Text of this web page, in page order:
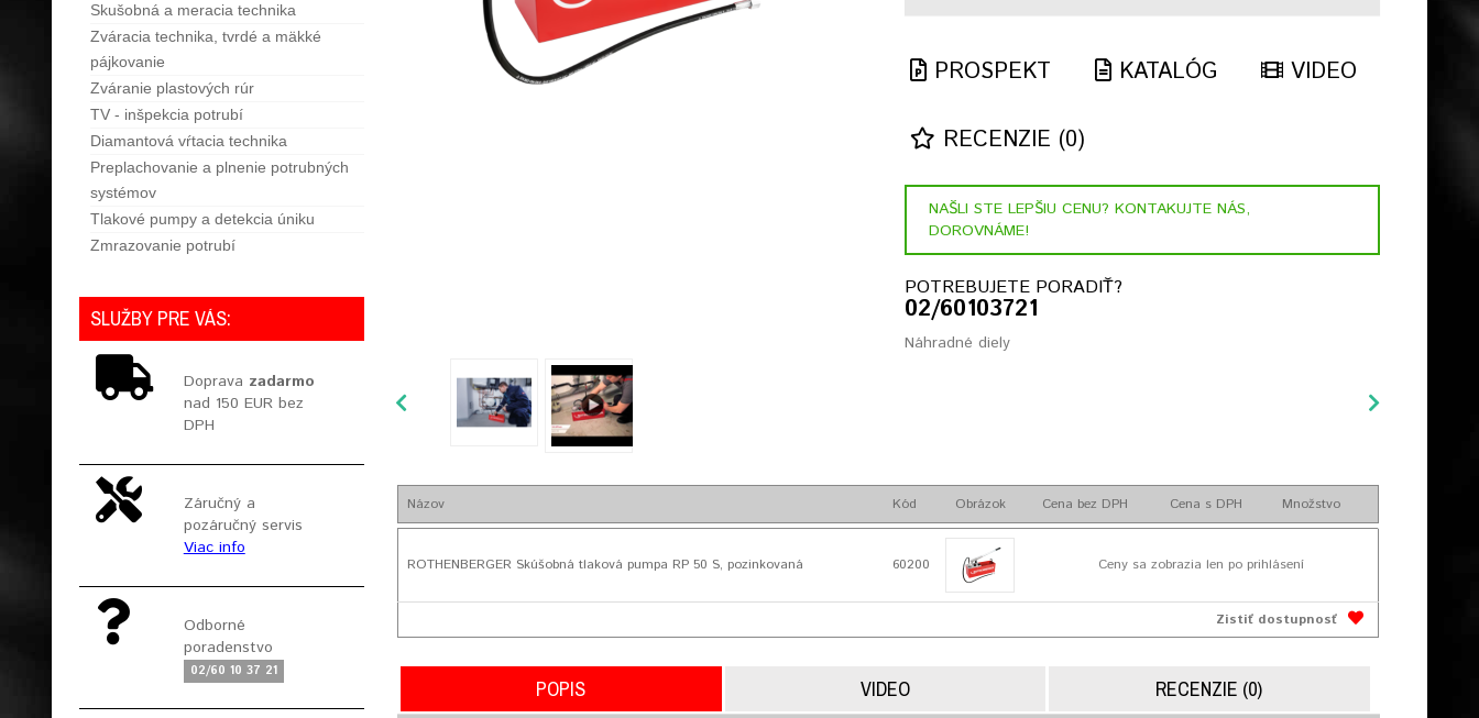
Skušobná a meracia technika
Zváracia technika, tvrdé a mäkké
pájkovanie
Zváranie plastových rúr
TV - inšpekcia potrubí
Diamantová vŕtacia technika
Preplachovanie a plnenie potrubných
systémov
Tlakové pumpy a detekcia úniku
Zmrazovanie potrubí
SLUŽBY PRE VÁS:
Doprava zadarmo
nad 150 EUR bez
DPH
Záručný a
pozáručný servis
Viac info
Odborné
poradenstvo
02/60 10 37 21
PROSPEKT KATALÓG VIDEO
RECENZIE (0)
NAŠLI STE LEPŠIU CENU? KONTAKUJTE NÁS,
DOROVNÁME!
POTREBUJETE PORADIŤ?
02/60103721
Náhradné diely
Názov Kód Obrázok Cena bez DPH Cena s DPH Množstvo
ROTHENBERGER Skúšobná tlaková pumpa RP 50 S, pozinkovaná 60200 Ceny sa zobrazia len po prihlásení
Zistiť dostupnosť
POPIS VIDEO RECENZIE (0)